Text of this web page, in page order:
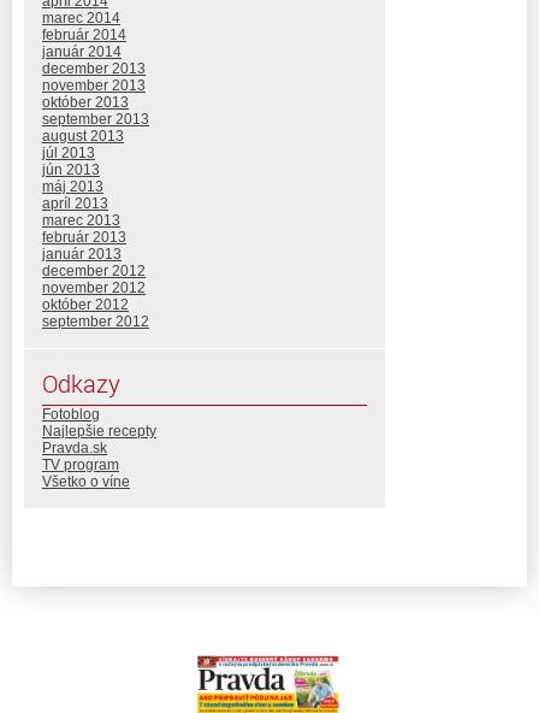
marec 2014
február 2014
január 2014
december 2013
november 2013
október 2013
september 2013
august 2013
júl 2013
jún 2013
máj 2013
apríl 2013
marec 2013
február 2013
január 2013
december 2012
november 2012
október 2012
september 2012
Odkazy
Fotoblog
Najlepšie recepty
Pravda.sk
TV program
Všetko o víne